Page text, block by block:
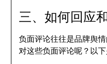
三、如何回应
负面评论往往是品牌舆
对这些负面评论呢？以